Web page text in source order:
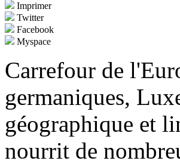
Imprimer
Twitter
Facebook
Myspace
Carrefour de
germaniques,
géographique et
nourrit de